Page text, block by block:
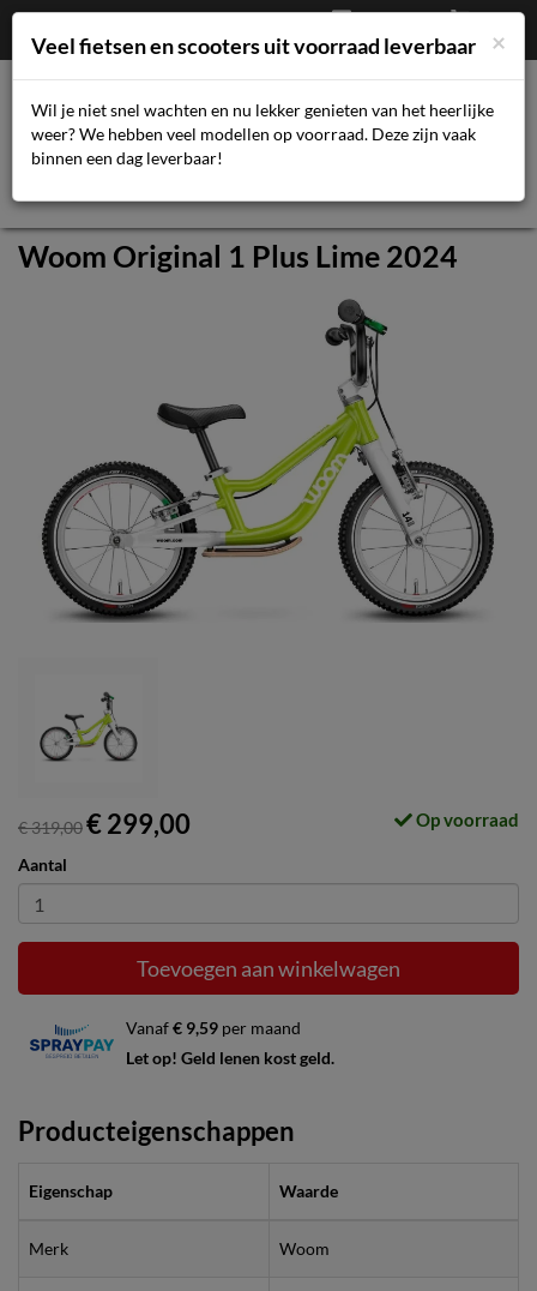
€0,00
Afrekenen
Mijn account
Woom Original 1 Plus Lime 2024
€ 319,00€ 299,00 Op voorraad
Aantal
Toevoegen aan winkelwagen
Vanaf€ 9,59 per maand
Let op! Geld lenen kost geld.
Producteigenschappen
Eigenschap Waarde
Merk Woom
×
Veel fietsen en scooters uit voorraad leverbaar
Wil je niet snel wachten en nu lekker genieten van het heerlijke
weer? We hebben veel modellen op voorraad. Deze zijn vaak
binnen een dag leverbaar!